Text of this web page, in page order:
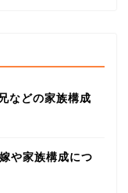
などの家族構成
や家族構成につ